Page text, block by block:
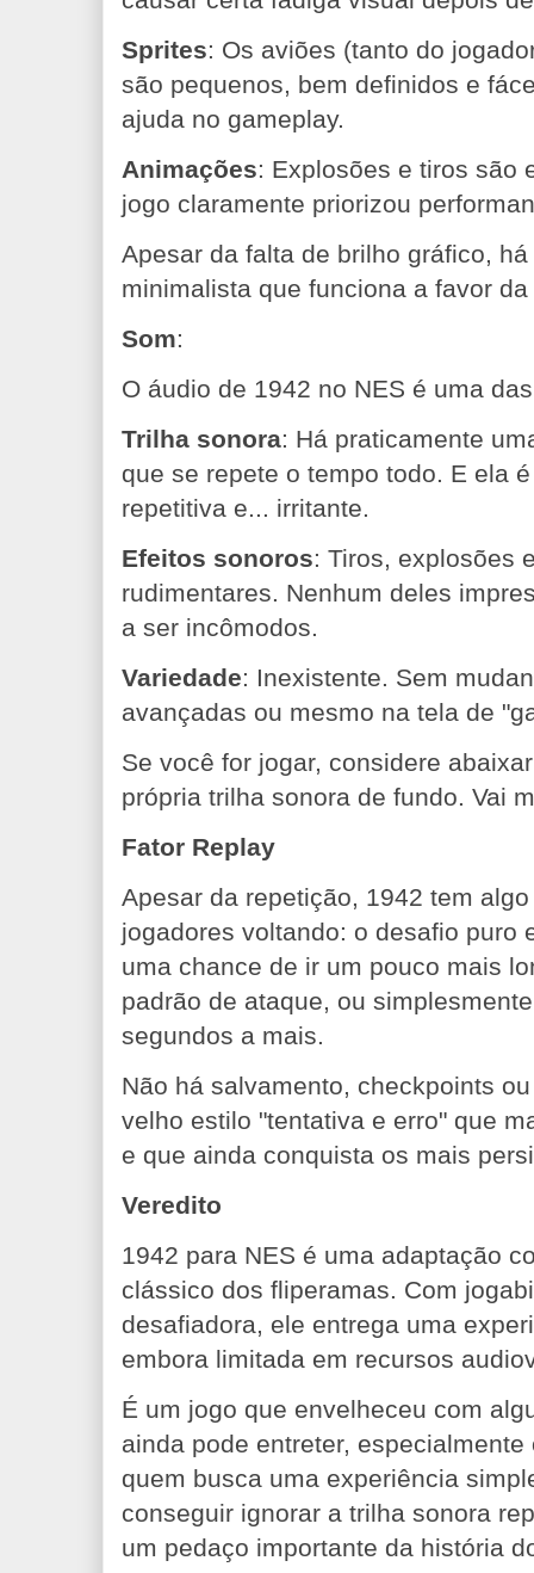
Sprites: Os aviões (tanto do
são pequenos, bem definidos e
ajuda no gameplay.
Animações: Explosões e tiros são
jogo claramente priorizou
Apesar da falta de brilho gráfico,
minimalista que funciona a favor
Som:
O áudio de 1942 no NES é uma
Trilha sonora: Há praticamente
que se repete o tempo todo. E ela
repetitiva e... irritante.
Efeitos sonoros: Tiros, explosões
rudimentares. Nenhum deles
a ser incômodos.
Variedade: Inexistente. Sem
avançadas ou mesmo na tela de
Se você for jogar, considere
própria trilha sonora de fundo. Vai
Fator Replay
Apesar da repetição, 1942 tem
jogadores voltando: o desafio puro
uma chance de ir um pouco mais
padrão de ataque, ou
segundos a mais.
Não há salvamento, checkpoints
velho estilo "tentativa e erro" que
e que ainda conquista os mais
Veredito
1942 para NES é uma adaptação
clássico dos fliperamas. Com
desafiadora, ele entrega uma
embora limitada em recursos
É um jogo que envelheceu com
ainda pode entreter,
quem busca uma experiência
conseguir ignorar a trilha sonora
um pedaço importante da história